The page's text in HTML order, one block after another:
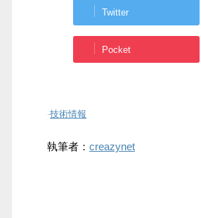
Twitter
Pocket
-技術情報
執筆者： creazynet